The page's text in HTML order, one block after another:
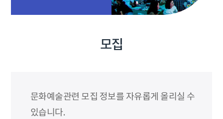
모집
문화예술관련 모집 정보를 자유롭게 올리실 수
있습니다.